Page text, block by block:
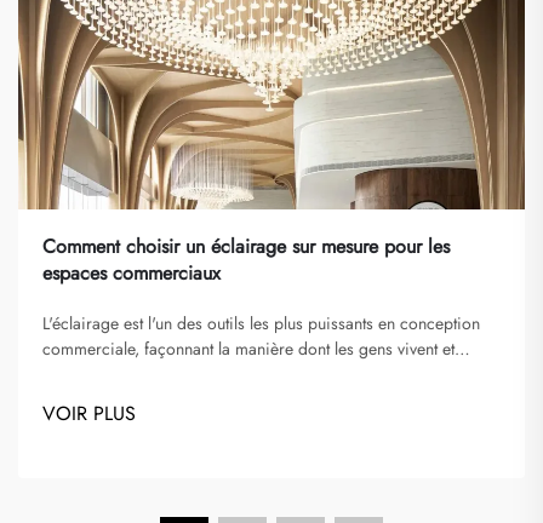
Comment choisir un éclairage sur mesure pour les
espaces commerciaux
L'éclairage est l'un des outils les plus puissants en conception
commerciale, façonnant la manière dont les gens vivent et
l'ambiance, met en valeur la marque et améliore...
VOIR PLUS